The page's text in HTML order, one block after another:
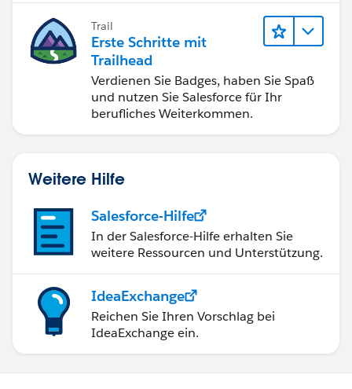
Trail
Erste Schritte mit
Trailhead
Verdienen Sie Badges, haben Sie Spaß
und nutzen Sie Salesforce für Ihr
berufliches Weiterkommen.
Weitere Hilfe
Salesforce-Hilfe
In der Salesforce-Hilfe erhalten Sie
weitere Ressourcen und Unterstützung.
IdeaExchange
Reichen Sie Ihren Vorschlag bei
IdeaExchange ein.